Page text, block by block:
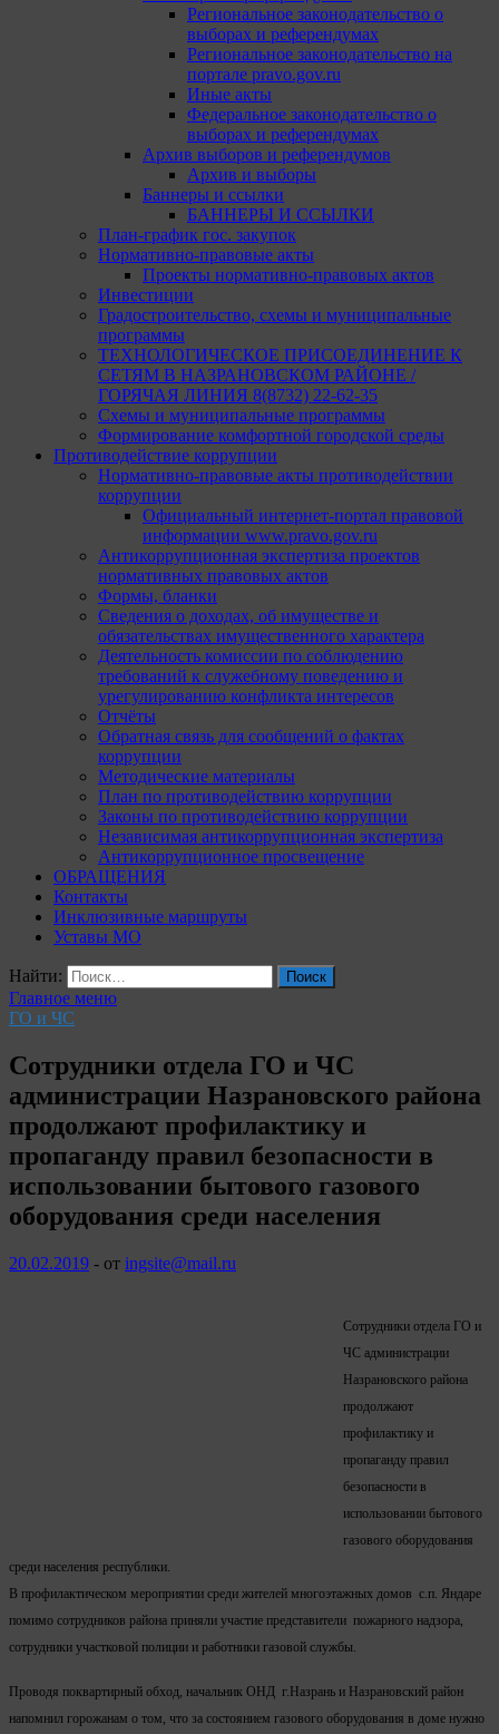
Региональное законодательство о
выборах и референдумах
Региональное законодательство на
портале pravo.gov.ru
Иные акты
Федеральное законодательство о
выборах и референдумах
Архив выборов и референдумов
Архив и выборы
Баннеры и ссылки
БАННЕРЫ И ССЫЛКИ
План-график гос. закупок
Нормативно-правовые акты
Проекты нормативно-правовых актов
Инвестиции
Градостроительство, схемы и муниципальные
программы
ТЕХНОЛОГИЧЕСКОЕ ПРИСОЕДИНЕНИЕ К
СЕТЯМ В НАЗРАНОВСКОМ РАЙОНЕ /
ГОРЯЧАЯ ЛИНИЯ 8(8732) 22-62-35
Схемы и муниципальные программы
Формирование комфортной городской среды
Противодействие коррупции
Нормативно-правовые акты противодействии
коррупции
Официальный интернет-портал правовой
информации www.pravo.gov.ru
Антикоррупционная экспертиза проектов
нормативных правовых актов
Формы, бланки
Сведения о доходах, об имуществе и
обязательствах имущественного характера
Деятельность комиссии по соблюдению
требований к служебному поведению и
урегулированию конфликта интересов
Отчёты
Обратная связь для сообщений о фактах
коррупции
Методические материалы
План по противодействию коррупции
Законы по противодействию коррупции
Независимая антикоррупционная экспертиза
Антикоррупционное просвещение
ОБРАЩЕНИЯ
Контакты
Инклюзивные маршруты
Уставы МО
Найти:
Главное меню
ГО и ЧС
Сотрудники отдела ГО и ЧС
администрации Назрановского района
продолжают профилактику и
пропаганду правил безопасности в
использовании бытового газового
оборудования среди населения
20.02.2019 - от ingsite@mail.ru
Сотрудники отдела ГО и
ЧС администрации
Назрановского района
продолжают
профилактику и
пропаганду правил
безопасности в
использовании бытового
газового оборудования
среди населения республики.
В профилактическом мероприятии среди жителей многоэтажных домов с.п. Яндаре
помимо сотрудников района приняли участие представители пожарного надзора,
сотрудники участковой полиции и работники газовой службы.
Проводя поквартирный обход, начальник ОНД г.Назрань и Назрановский район
напомнил горожанам о том, что за состоянием газового оборудования в доме нужно